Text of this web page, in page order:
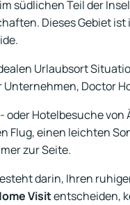
südlichen Teil der
Dieses Gebiet
Urlaubsort
Doctor
Hotelbesuche
Flug, einen leichten
zur Seite.
darin, Ihren
Visitentscheiden,